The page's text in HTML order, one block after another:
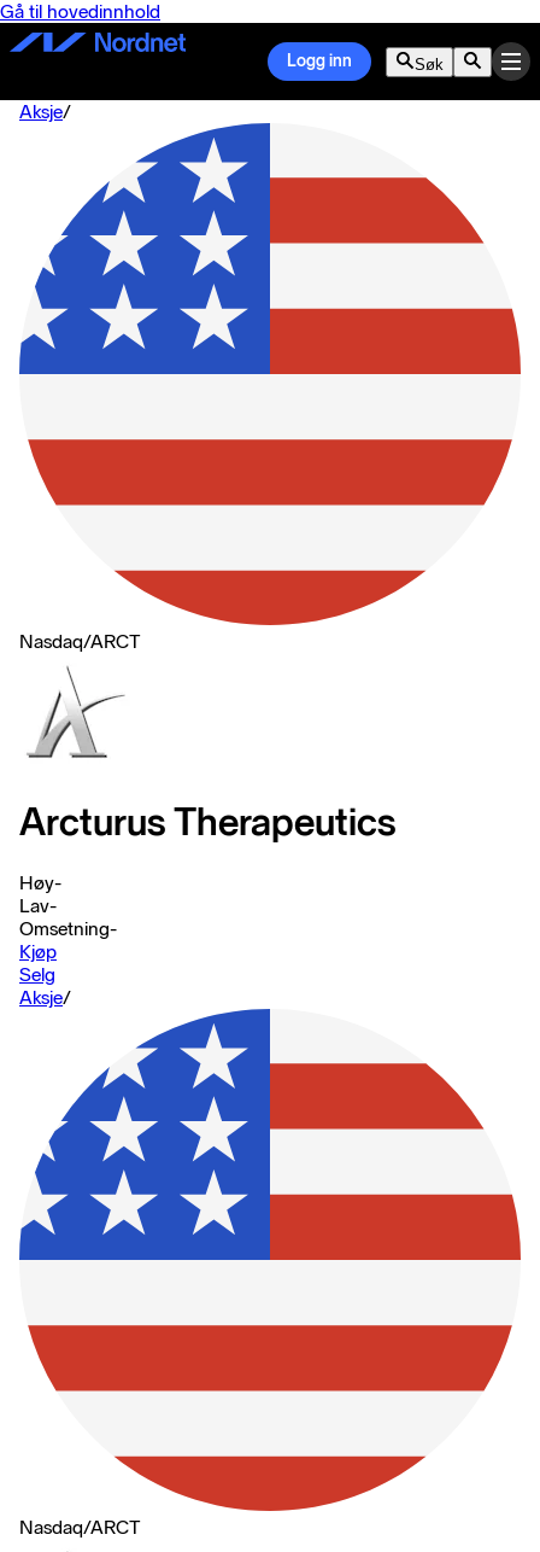
Gå til hovedinnhold
Logg inn Søk
Aksje/
Nasdaq/ARCT
Arcturus Therapeutics
Høy-
Lav-
Omsetning-
Kjøp
Selg
Aksje/
Nasdaq/ARCT